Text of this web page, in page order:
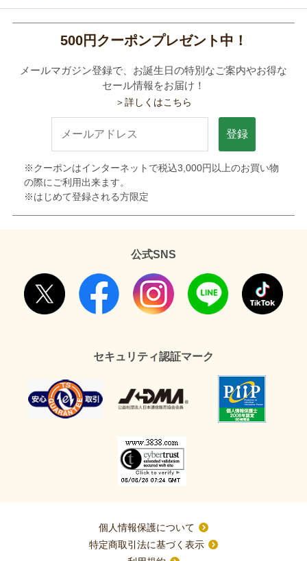
500円クーポンプレゼント中！
メールマガジン登録で、お誕生日の特別なご案内やお得な
セール情報をお届け！
＞詳しくはこちら
登録
※クーポンはインターネットで税込3,000円以上のお買い物
の際にご利用出来ます。
※はじめて登録される方限定
公式SNS
セキュリティ認証マーク
個人情報保護について
特定商取引法に基づく表示